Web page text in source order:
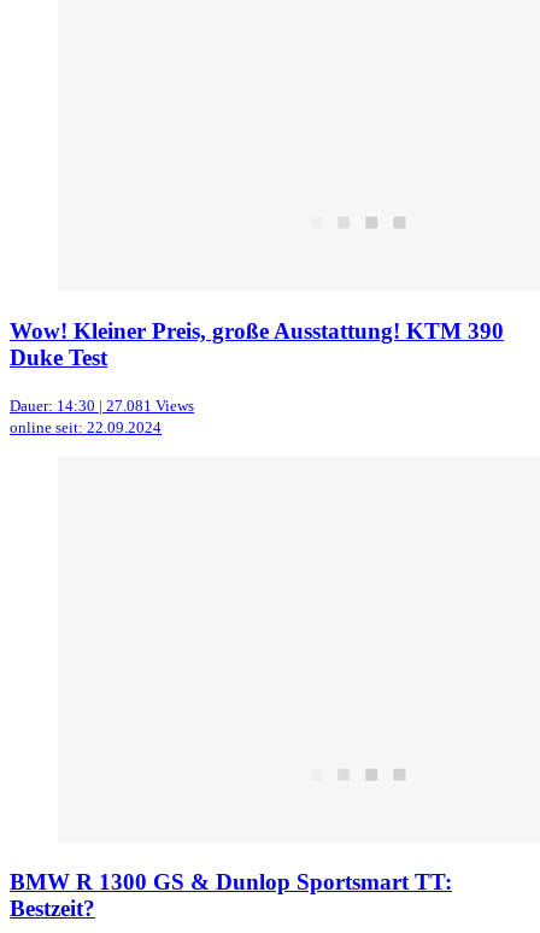
Wow! Kleiner Preis, große Ausstattung! KTM 390
Duke Test
Dauer: 14:30 | 27.081 Views
online seit: 22.09.2024
BMW R 1300 GS & Dunlop Sportsmart TT:
Bestzeit?